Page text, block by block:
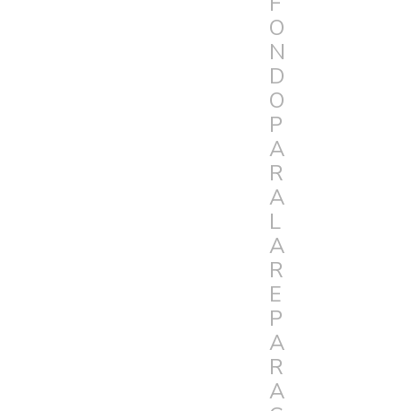
O
N
D
O
P
A
R
A
L
A
R
E
P
A
R
A